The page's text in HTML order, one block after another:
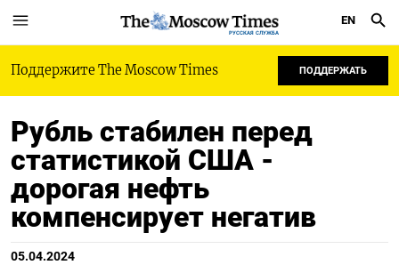
РУССКАЯ СЛУЖБА
EN
Поддержите The Moscow Times ПОДДЕРЖАТЬ
Рубль стабилен перед
статистикой США -
дорогая нефть
компенсирует негатив
05.04.2024